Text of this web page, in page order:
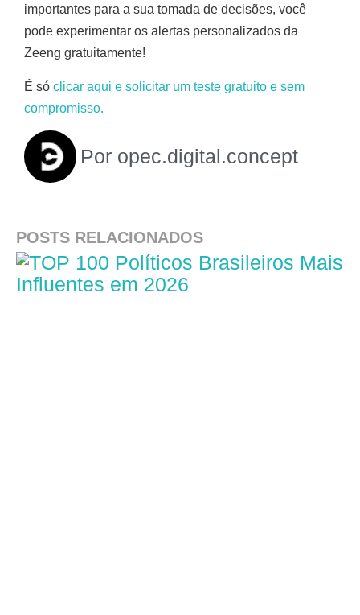
importantes para a sua tomada de decisões, você
pode experimentar os alertas personalizados da
Zeeng gratuitamente!
É só clicar aqui e solicitar um teste gratuito e sem
compromisso.
Por opec.digital.concept
POSTS RELACIONADOS